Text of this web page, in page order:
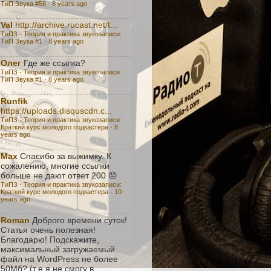
ТиП Звука #56 ·8 years ago
Val http://archive.rucast.net/t...
ТиПЗ - Теория и практика звукозаписи:
TиП Звука #1 · 8 years ago
Олег Где же ссылка?
ТиПЗ - Теория и практика звукозаписи:
TиП Звука #1 · 8 years ago
Runfik
https://uploads.disquscdn.c...
ТиПЗ - Теория и практика звукозаписи:
Краткий курс молодого подкастера · 8
years ago
Max Спасибо за выжимку. К
сожалению, многие ссылки
больше не дают ответ 200 😞
ТиПЗ - Теория и практика звукозаписи:
Краткий курс молодого подкастера · 10
years ago
Roman Доброго времени суток!
Статья очень полезная!
Благодарю! Подскажите,
максимальный загружаемый
файл на WordPress не более
50Мб? (т.е я не смогу в